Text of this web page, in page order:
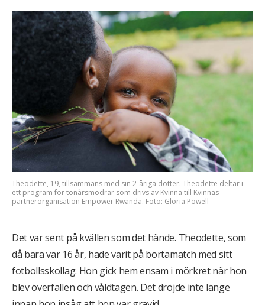
Theodette, 19, tillsammans med sin 2-åriga dotter. Theodette deltar i
ett program för tonårsmödrar som drivs av Kvinna till Kvinnas
partnerorganisation Empower Rwanda. Foto: Gloria Powell
Det var sent på kvällen som det hände. Theodette, som
då bara var 16 år, hade varit på bortamatch med sitt
fotbollsskollag. Hon gick hem ensam i mörkret när hon
blev överfallen och våldtagen. Det dröjde inte länge